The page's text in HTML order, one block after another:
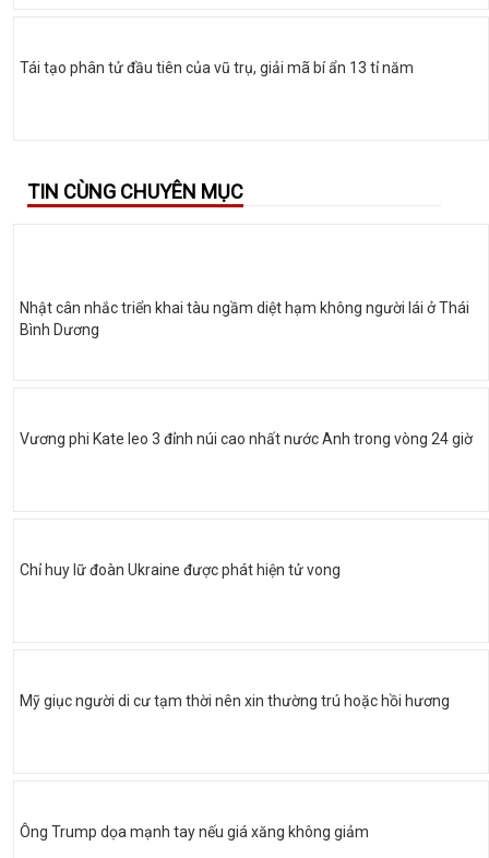
Tái tạo phân tử đầu tiên của vũ trụ, giải mã bí ẩn 13 tỉ năm
TIN CÙNG CHUYÊN MỤC
Nhật cân nhắc triển khai tàu ngầm diệt hạm không người lái ở Thái
Bình Dương
Vương phi Kate leo 3 đỉnh núi cao nhất nước Anh trong vòng 24 giờ
Chỉ huy lữ đoàn Ukraine được phát hiện tử vong
Mỹ giục người di cư tạm thời nên xin thường trú hoặc hồi hương
Ông Trump dọa mạnh tay nếu giá xăng không giảm